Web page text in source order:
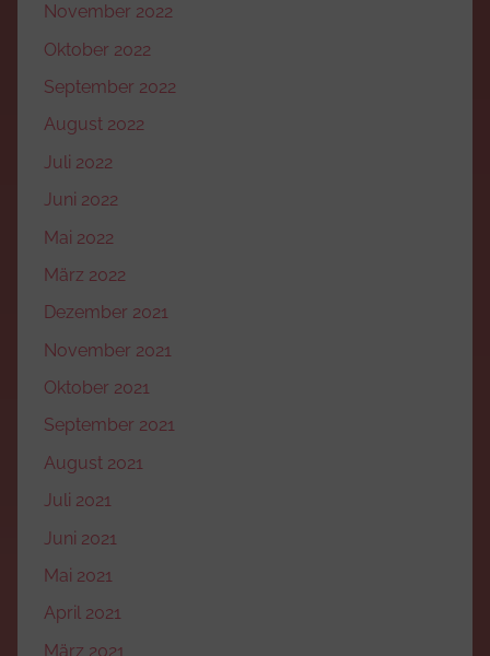
November 2022
Oktober 2022
September 2022
August 2022
Juli 2022
Juni 2022
Mai 2022
März 2022
Dezember 2021
November 2021
Oktober 2021
September 2021
August 2021
Juli 2021
Juni 2021
Mai 2021
April 2021
März 2021